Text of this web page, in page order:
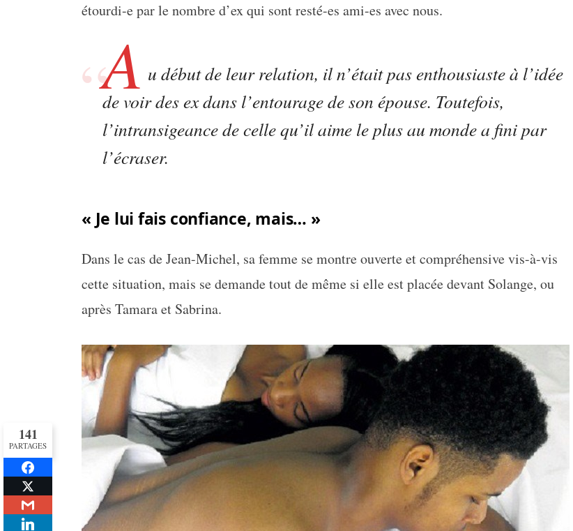
étourdi-e par le nombre d’ex qui sont resté-es ami-es avec nous.
A u début de leur relation, il n’était pas enthousiaste à l’idée
de voir des ex dans l’entourage de son épouse. Toutefois,
l’intransigeance de celle qu’il aime le plus au monde a fini par
l’écraser.
« Je lui fais confiance, mais… »
Dans le cas de Jean-Michel, sa femme se montre ouverte et compréhensive vis-à-vis
cette situation, mais se demande tout de même si elle est placée devant Solange, ou
après Tamara et Sabrina.
141
PARTAGES